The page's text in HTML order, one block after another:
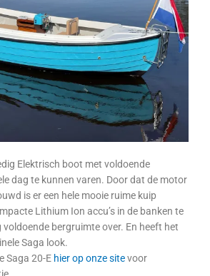
Elektrisch boot met voldoende
dag te kunnen varen. Door dat de motor
is er een hele mooie ruime kuip
Lithium Ion accu’s in de banken te
bergruimte over. En heeft het
Saga look.
Saga 20-E hier op onze sitevoor